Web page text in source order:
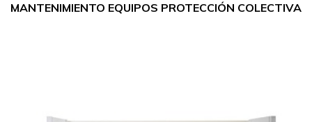
MANTENIMIENTO EQUIPOS PROTECCIÓN COLECTIVA